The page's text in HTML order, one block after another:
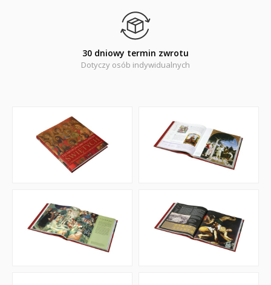
30 dniowy termin zwrotu
Dotyczy osób indywidualnych